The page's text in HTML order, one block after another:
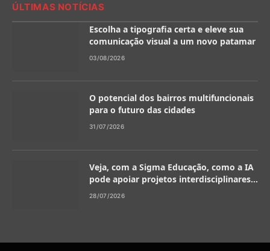
ÚLTIMAS NOTÍCIAS
Escolha a tipografia certa e eleve sua
comunicação visual a um novo patamar
03/08/2026
O potencial dos bairros multifuncionais
para o futuro das cidades
31/07/2026
Veja, com a Sigma Educação, como a IA
pode apoiar projetos interdisciplinares
na escola
28/07/2026